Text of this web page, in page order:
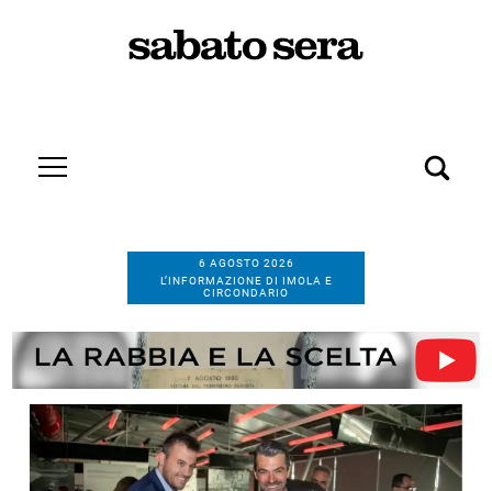
6 AGOSTO 2026
L’INFORMAZIONE DI IMOLA E
CIRCONDARIO